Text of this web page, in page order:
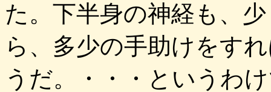
た。下半身の神経も、
ら、多少の手助けをす
うだ。・・・というわ